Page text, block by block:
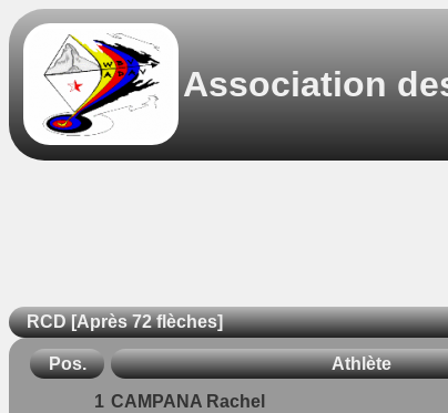
Association
RCD [Après 72 flèches]
Pos. Athlète
1 CAMPANA Rachel